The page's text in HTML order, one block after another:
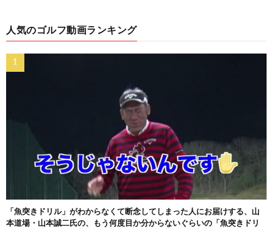
人気のゴルフ動画ランキング
「魚突きドリル」がわからなくて断念してしまった人にお届けする、山
本道場・山本誠二氏の、もう何度目か分からないぐらいの「魚突きドリ